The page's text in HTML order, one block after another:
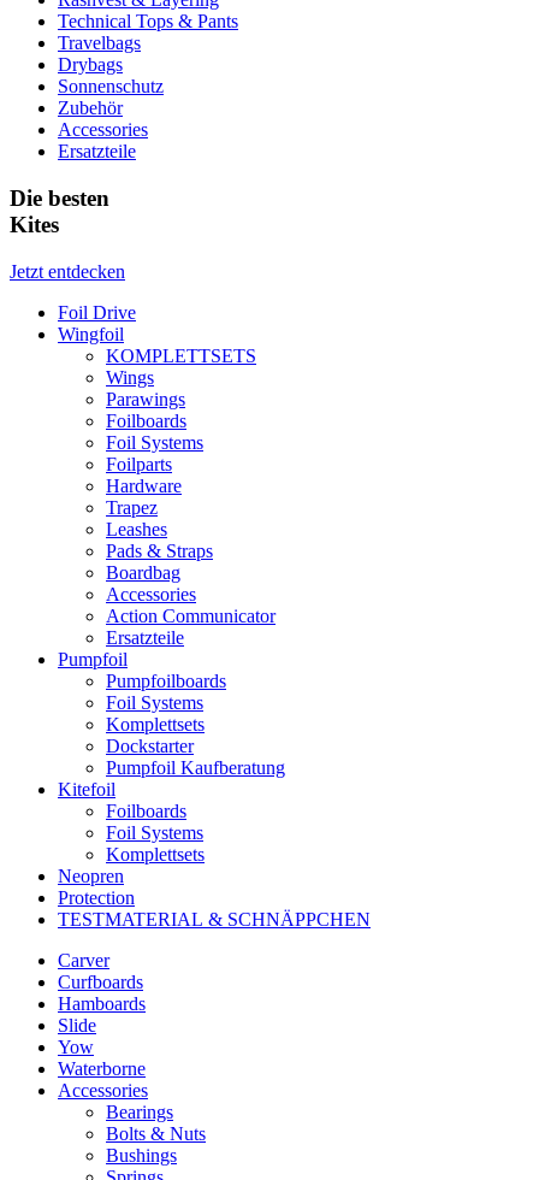
Technical Tops & Pants
Travelbags
Drybags
Sonnenschutz
Zubehör
Accessories
Ersatzteile
Die besten
Kites
Jetzt entdecken
Foil Drive
Wingfoil
KOMPLETTSETS
Wings
Parawings
Foilboards
Foil Systems
Foilparts
Hardware
Trapez
Leashes
Pads & Straps
Boardbag
Accessories
Action Communicator
Ersatzteile
Pumpfoil
Pumpfoilboards
Foil Systems
Komplettsets
Dockstarter
Pumpfoil Kaufberatung
Kitefoil
Foilboards
Foil Systems
Komplettsets
Neopren
Protection
TESTMATERIAL & SCHNÄPPCHEN
Carver
Curfboards
Hamboards
Slide
Yow
Waterborne
Accessories
Bearings
Bolts & Nuts
Bushings